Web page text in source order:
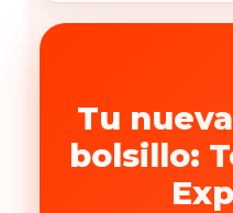
Tu
bolsillo: